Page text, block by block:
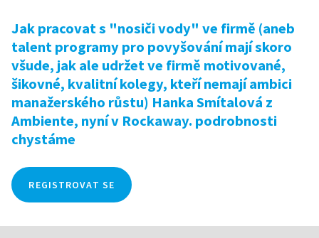
Jak pracovat s "nosiči vody" ve firmě (aneb
talent programy pro povyšování mají skoro
všude, jak ale udržet ve firmě motivované,
šikovné, kvalitní kolegy, kteří nemají ambici
manažerského růstu) Hanka Smítalová z
Ambiente, nyní v Rockaway. podrobnosti
chystáme
REGISTROVAT SE